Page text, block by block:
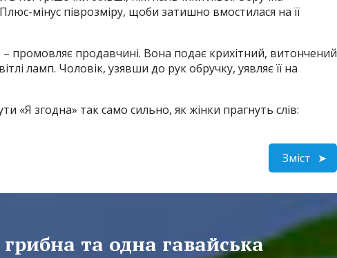
мінус піврозміру, щоби затишно вмостилася на її
промовляє продавчині. Вона подає крихітний, витончений
ламп. Чоловік, узявши до рук обручку, уявляє її на
«Я згодна» так само сильно, як жінки прагнуть слів:
Зміст
та одна гавайська